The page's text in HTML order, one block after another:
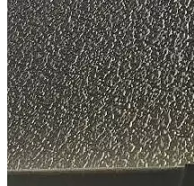
Как понять, имеются ли в
Некоторые строительные
их выявления не требуется
оборудования (дефекты
неровности стен и т.д.).
Можно ли определить
недостатков без проведения
В связи с тем, что для
недостатков специалисту
инструментальные
недостатков на предмет их